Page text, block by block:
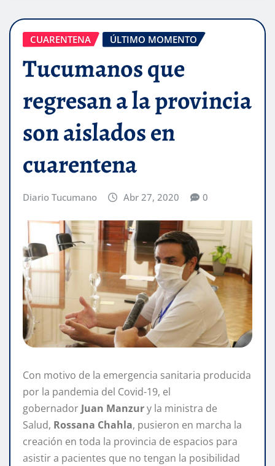
CUARENTENA ÚLTIMO MOMENTO
Tucumanos que
regresan a la provincia
son aislados en
cuarentena
Diario Tucumano Abr 27, 2020 0
Con motivo de la emergencia sanitaria producida
por la pandemia del Covid-19, el
gobernador Juan Manzury la ministra de
Salud, Rossana Chahla, pusieron en marcha la
creación en toda la provincia de espacios para
asistir a pacientes que no tengan la posibilidad